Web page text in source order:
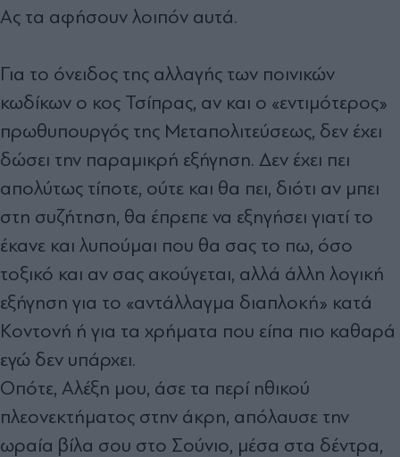
Ας τα αφήσουν λοιπόν αυτά.
Για το όνειδος της αλλαγής των ποινικών
κωδίκων ο κος Τσίπρας, αν και ο «εντιμότερος»
πρωθυπουργός της Μεταπολιτεύσεως, δεν έχει
δώσει την παραμικρή εξήγηση. Δεν έχει πει
απολύτως τίποτε, ούτε και θα πει, διότι αν μπει
στη συζήτηση, θα έπρεπε να εξηγήσει γιατί το
έκανε και λυπούμαι που θα σας το πω, όσο
τοξικό και αν σας ακούγεται, αλλά άλλη λογική
εξήγηση για το «αντάλλαγμα διαπλοκή» κατά
Κοντονή ή για τα χρήματα που είπα πιο καθαρά
εγώ δεν υπάρχει.
Οπότε, Αλέξη μου, άσε τα περί ηθικού
πλεονεκτήματος στην άκρη, απόλαυσε την
ωραία βίλα σου στο Σούνιο, μέσα στα δέντρα,